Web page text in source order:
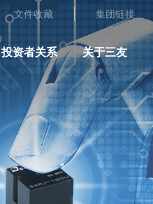
文件收藏 集团链接
投资者关系 关于三友